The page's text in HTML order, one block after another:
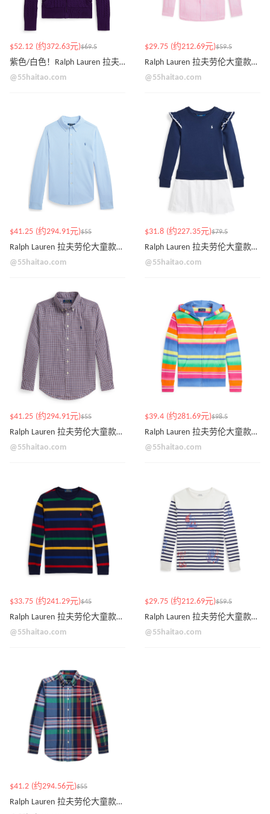
$52.12 (约372.63元)$69.5
紫色/白色！Ralph Lauren 拉夫劳伦大童款绞花连帽拉链外套
@55haitao.com
$29.75 (约212.69元)$59.5
Ralph Lauren 拉夫劳伦大童款粉白条纹衬衫
@55haitao.com
$41.25 (约294.91元)$55
Ralph Lauren 拉夫劳伦大童款小马标衬衫
@55haitao.com
$31.8 (约227.35元)$79.5
Ralph Lauren 拉夫劳伦大童款梭织裙毛圈连衣裙
@55haitao.com
$41.25 (约294.91元)$55
Ralph Lauren 拉夫劳伦大童款细格纹衬衫
@55haitao.com
$39.4 (约281.69元)$98.5
Ralph Lauren 拉夫劳伦大童款彩色卫衣外套
@55haitao.com
$33.75 (约241.29元)$45
Ralph Lauren 拉夫劳伦大童款条纹上衣
@55haitao.com
$29.75 (约212.69元)$59.5
Ralph Lauren 拉夫劳伦大童款条纹上衣
@55haitao.com
$41.2 (约294.56元)$55
Ralph Lauren 拉夫劳伦大童款格子衬衫